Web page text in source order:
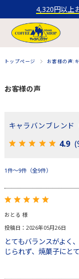
4,320円以上
トップページ お客様の声:
お客様の声
キャラバンブレンド
4.9
1件～9件（全9件）
おとる 様
投稿日：2026年05月26日
とてもバランスがよく
じられず、焼菓子にと